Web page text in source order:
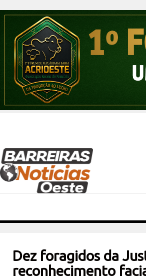
Dez foragidos da
reconhecimento